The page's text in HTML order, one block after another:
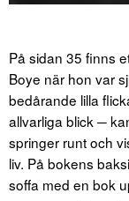
På sidan 35 finns
Boye när hon var
bedårande lilla
allvarliga blick ─
springer runt och
liv. På bokens
soffa med en bok